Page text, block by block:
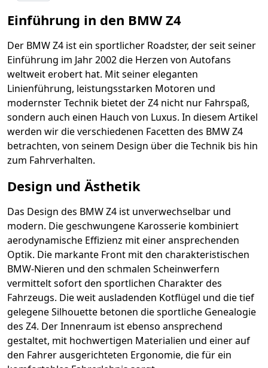
Einführung in den BMW Z4
Der BMW Z4 ist ein sportlicher Roadster, der seit seiner
Einführung im Jahr 2002 die Herzen von Autofans
weltweit erobert hat. Mit seiner eleganten
Linienführung, leistungsstarken Motoren und
modernster Technik bietet der Z4 nicht nur Fahrspaß,
sondern auch einen Hauch von Luxus. In diesem Artikel
werden wir die verschiedenen Facetten des BMW Z4
betrachten, von seinem Design über die Technik bis hin
zum Fahrverhalten.
Design und Ästhetik
Das Design des BMW Z4 ist unverwechselbar und
modern. Die geschwungene Karosserie kombiniert
aerodynamische Effizienz mit einer ansprechenden
Optik. Die markante Front mit den charakteristischen
BMW-Nieren und den schmalen Scheinwerfern
vermittelt sofort den sportlichen Charakter des
Fahrzeugs. Die weit ausladenden Kotflügel und die tief
gelegene Silhouette betonen die sportliche Genealogie
des Z4. Der Innenraum ist ebenso ansprechend
gestaltet, mit hochwertigen Materialien und einer auf
den Fahrer ausgerichteten Ergonomie, die für ein